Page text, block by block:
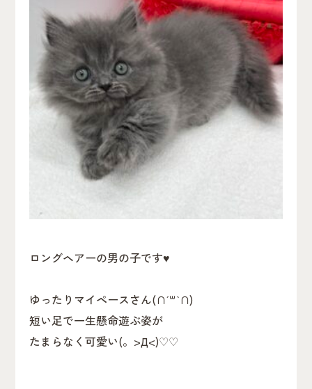
ロングヘアーの男の子です♥
ゆったりマイペースさん(∩ˊ꒳​ˋ∩)
短い足で一生懸命遊ぶ姿が
たまらなく可愛い(。>Д<)♡♡